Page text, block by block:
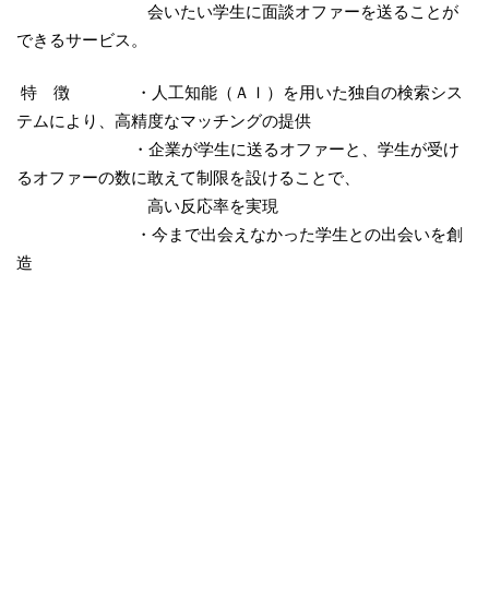
会いたい学生に面談オファーを送ることが
できるサービス。
特 徴 ・人工知能（ＡＩ）を用いた独自の検索シス
テムにより、高精度なマッチングの提供
・企業が学生に送るオファーと、学生が受け
るオファーの数に敢えて制限を設けることで、
高い反応率を実現
・今まで出会えなかった学生との出会いを創
造